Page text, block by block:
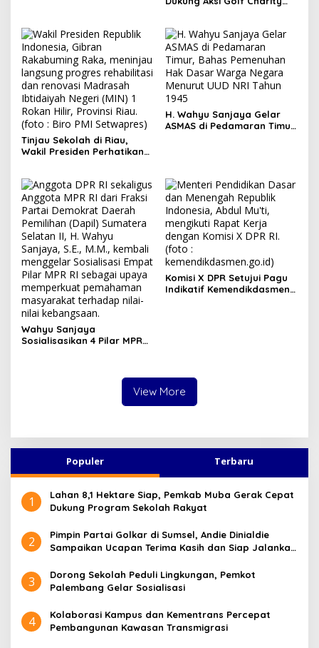
Tinjau Sekolah di Riau,
Wakil Presiden Perhatikan
H. Wahyu Sanjaya Gelar
ASMAS di Pedamaran Timur,
Wahyu Sanjaya
Sosialisasikan 4 Pilar MPR
Wawasan Kebangsaan
Komisi X DPR Setujui Pagu
Indikatif Kemendikdasmen
View More
Populer Terbaru
1
Lahan 8,1 Hektare Siap, Pemkab Muba Gerak Cepat
Dukung Program Sekolah Rakyat
2
Pimpin Partai Golkar di Sumsel, Andie Dinialdie
Sampaikan Ucapan Terima Kasih dan Siap Jalankan
3
Dorong Sekolah Peduli Lingkungan, Pemkot
Palembang Gelar Sosialisasi
4
Kolaborasi Kampus dan Kementrans Percepat
Pembangunan Kawasan Transmigrasi